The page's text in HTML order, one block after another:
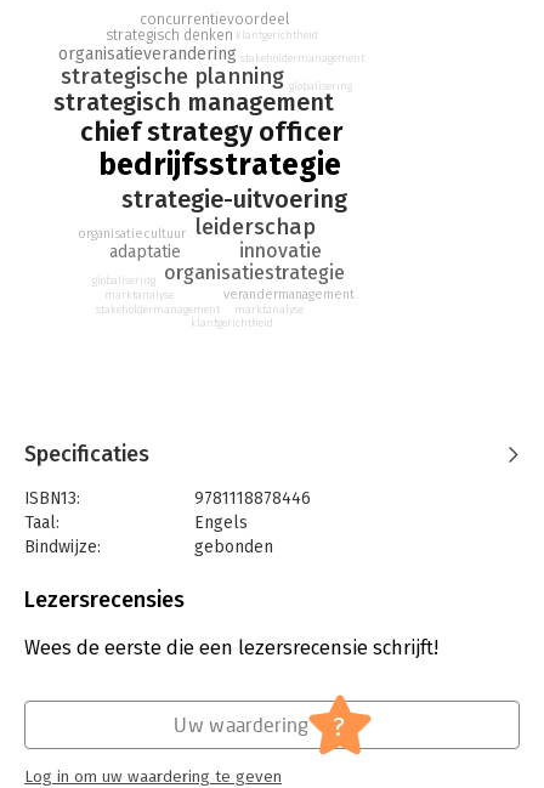
understand strategy and good strategists need to be good
leaders. Make this book a strategic tool for improving your
business strategy." — Harvey Mackay, author of the #1 New York
Times bestseller Swim With The Sharks Without Being Eaten
bedrijfsstrategie
chief strategy officer
strategie-uitvoering
strategisch management
leiderschap
strategische planning
innovatie
organisatiestrategie
organisatieverandering
adaptatie
strategisch denken
concurrentievoordeel
organisatiecultuur
verandermanagement
klantgerichtheid
stakeholdermanagement
marktanalyse
globalisering
klantgerichtheid
stakeholdermanagement
marktanalyse
globalisering
Specificaties
ISBN13:
9781118878446
Taal:
Engels
Bindwijze:
gebonden
Uitgever:
Verschijningsdatum:
20-5-2014
Strategisch management
Lezersrecensies
Wees de eerste die een lezersrecensie schrijft!
Uw waardering ?
Log in om uw waardering te geven